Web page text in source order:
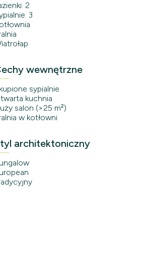
2
3
wewnętrzne
sypialnie
kuchnia
salon (>25 m²)
w kotłowni
architektoniczny